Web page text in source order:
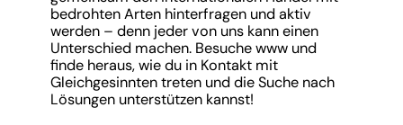
bedrohten Arten hinterfragen und aktiv
werden – denn jeder von uns kann einen
Unterschied machen. Besuche www und
finde heraus, wie du in Kontakt mit
Gleichgesinnten treten und die Suche nach
Lösungen unterstützen kannst!